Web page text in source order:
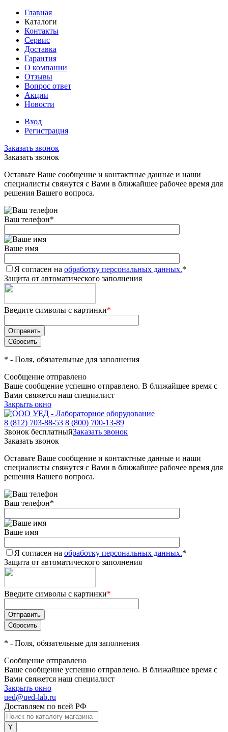
Главная
Каталоги
Контакты
Сервис
Доставка
Гарантия
О компании
Отзывы
Вопрос ответ
Акции
Новости
Вход
Регистрация
Заказать звонок
Заказать звонок
Оставьте Ваше сообщение и контактные данные и наши
специалисты свяжутся с Вами в ближайшее рабочее время для
решения Вашего вопроса.
Ваш телефон*
Ваше имя
Я согласен на обработку персональных данных.*
Защита от автоматического заполнения
Введите символы с картинки*
* - Поля, обязательные для заполнения
Сообщение отправлено
Ваше сообщение успешно отправлено. В ближайшее время с
Вами свяжется наш специалист
Закрыть окно
8 (812) 703-88-53 8 (800) 700-13-89
Звонок бесплатныйЗаказать звонок
Заказать звонок
Оставьте Ваше сообщение и контактные данные и наши
специалисты свяжутся с Вами в ближайшее рабочее время для
решения Вашего вопроса.
Ваш телефон*
Ваше имя
Я согласен на обработку персональных данных.*
Защита от автоматического заполнения
Введите символы с картинки*
* - Поля, обязательные для заполнения
Сообщение отправлено
Ваше сообщение успешно отправлено. В ближайшее время с
Вами свяжется наш специалист
Закрыть окно
ued@ued-lab.ru
Доставляем по всей РФ